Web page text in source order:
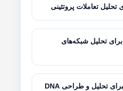
آموزش Cytoscape برای تحلیل شبکه‌های